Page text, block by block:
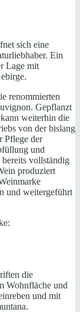
sich eine
Ein
Lage mit
renommierten
Gepflanzt
weiterhin die
von der bislang
Pflege der
und
vollständig
produziert
und weitergeführt
die
Wohnfläche und
und mit